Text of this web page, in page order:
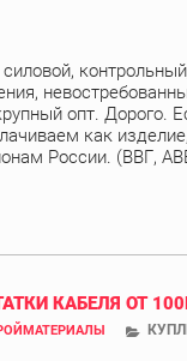
опт. Дорого.
как
России. (ВВГ,
КАБЕЛЯ ОТ